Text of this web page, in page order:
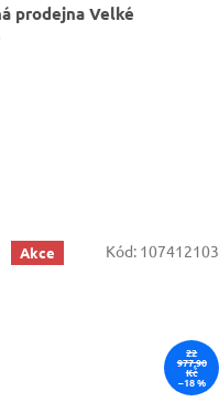
prodejna Velké
Akce
22
977,90
Kč
–18 %
Kód: 107412103